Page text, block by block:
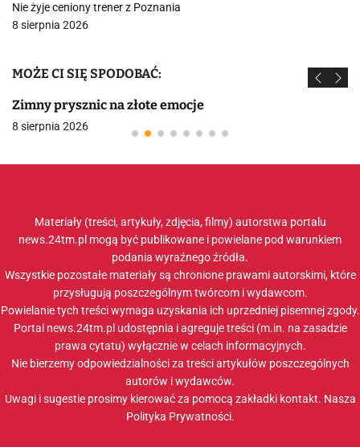
Nie żyje ceniony trener z Poznania
8 sierpnia 2026
MOŻE CI SIĘ SPODOBAĆ:
Zimny prysznic na złote emocje
8 sierpnia 2026
Materiały (treści, artykuły, zdjęcia, filmy) autorstwa portalu
news.24tm.pl mogą być publikowane i powielane pod warunkiem
podania wyraźnego źródła.
Wszystkie pozostałe materiały są chronione prawami autorskimi, które
przysługują poszczególnym twórcom i wydawcom.
Powielanie tych treści wymaga uzyskania ich uprzedniej pisemnej zgody.
Portal news.24tm.pl udostępnia i agreguje treści (m.in. na zasadzie
prawa cytatu) wyłącznie w celach informacyjnych.
Nie bierzemy odpowiedzialności za treści artykułów poszczególnych
autorów i wydawców.
Uwagi i sugestie prosimy kierować za pomocą zakładki kontakt. Nasza
Polityka Prywatności.